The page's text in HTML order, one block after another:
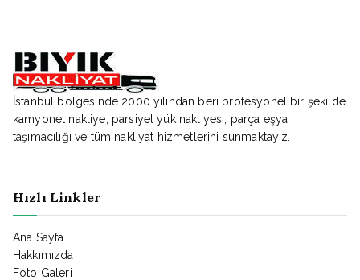
İstanbul bölgesinde 2000 yılından beri profesyonel bir şekilde
kamyonet nakliye, parsiyel yük nakliyesi, parça eşya
taşımacılığı ve tüm nakliyat hizmetlerini sunmaktayız.
Hızlı Linkler
Ana Sayfa
Hakkımızda
Foto Galeri